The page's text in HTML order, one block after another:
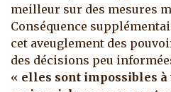
meilleur sur des mesures
Conséquence
cet aveuglement des
des décisions peu
« elles sont impossibles à